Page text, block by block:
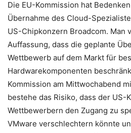
Die EU-Kommission hat
Übernahme des Cloud-
US-Chipkonzern Broadcom. Man
Auffassung, dass die geplante
Wettbewerb auf dem Markt für
Hardwarekomponenten
Kommission am Mittwochabend
bestehe das Risiko, dass der US-
Wettbewerbern den Zugang zu
VMware verschlechtern könnte